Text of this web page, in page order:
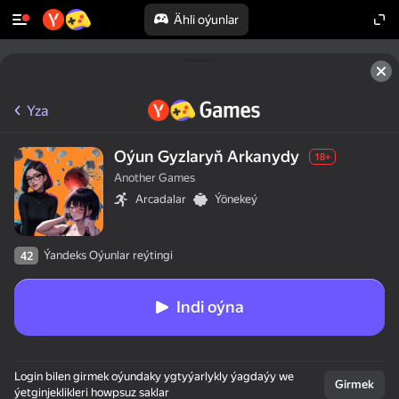
Ähli oýunlar
Yza
Oýun Gyzlaryň Arkanydy 18+
Another Games
Arcadalar
Ýönekeý
42 Ýandeks Oýunlar reýtingi
Indi oýna
Login bilen girmek oýundaky ygtyýarlykly ýagdaýy we
ýetginjeklikleri howpsuz saklar
Girmek